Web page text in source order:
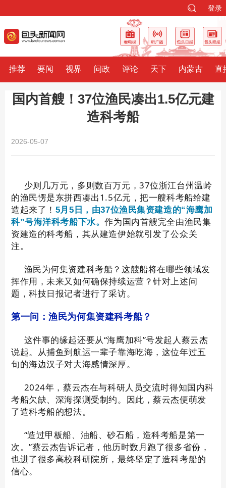
登录
推荐 要闻 视界 问政 评论 天下 内蒙古 直
国内首艘！37位渔民凑出1.5亿元建
造科考船
2026-05-07
少则几万元，多则数百万元，37位浙江台州温岭
的渔民愣是东拼西凑出1.5亿元，把一艘科考船给建
造起来了！ 5月5日，由37位渔民集资建造的“海鹰加
科”号海洋科考船下水。作为国内首艘完全由渔民集
资建造的科考船，其从建造伊始就引发了公众关
注。
渔民为何集资建科考船？这艘船将在哪些领域发
挥作用，未来又如何确保持续运营？针对上述问
题，科技日报记者进行了采访。
第一问：渔民为何集资建科考船？
这件事的缘起还要从“海鹰加科”号发起人蔡云杰
说起。从捕鱼到航运一辈子靠海吃海，这位年过五
旬的海边汉子对大海感情深厚。
2024年，蔡云杰在与科研人员交流时得知国内科
考船欠缺、深海探测受制约。因此，蔡云杰便萌发
了造科考船的想法。
“造过甲板船、油船、砂石船，造科考船是第一
次。”蔡云杰告诉记者，他历时数月跑了很多省份，
也进了很多高校科研院所，最终坚定了造科考船的
信心。